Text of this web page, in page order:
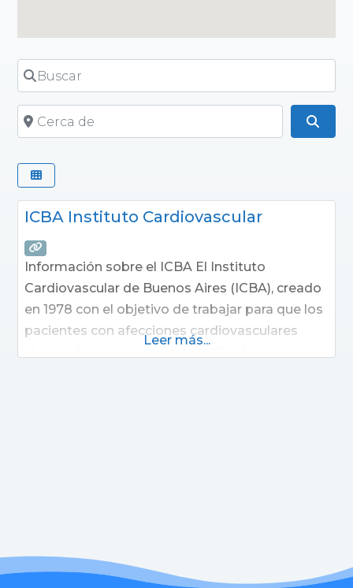
Buscar
Cerca de
ICBA Instituto Cardiovascular
Información sobre el ICBA El Instituto
Cardiovascular de Buenos Aires (ICBA), creado
en 1978 con el objetivo de trabajar para que los
pacientes con afecciones cardiovasculares
Leer más...